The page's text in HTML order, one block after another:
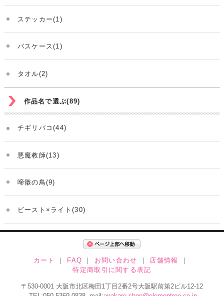
ステッカー(1)
パスケース(1)
タオル(2)
作品名で選ぶ(89)
チギリバコ(44)
悪魔教師(13)
啼骸の鳥(9)
ビースト×ライト(30)
カート ｜ FAQ ｜ お問い合わせ ｜ 店舗情報
｜
特定商取引に関する表記
〒530-0001 大阪市北区梅田1丁目2番2号大阪駅前第2ビル12-12